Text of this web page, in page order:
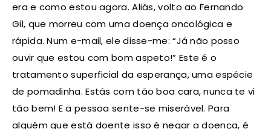
era e como estou agora. Aliás, volto ao Fernando
Gil, que morreu com uma doença oncológica e
rápida. Num e-mail, ele disse-me: “Já não posso
ouvir que estou com bom aspeto!” Este é o
tratamento superficial da esperança, uma espécie
de pomadinha. Estás com tão boa cara, nunca te vi
tão bem! E a pessoa sente-se miserável. Para
alguém que está doente isso é negar a doença, é